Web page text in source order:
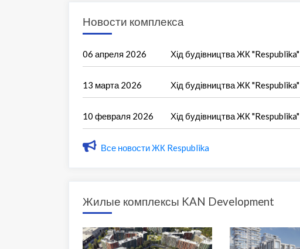
Новости комплекса
06 апреля 2026 Хід будівництва ЖК "Respublika"
13 марта 2026 Хід будівництва ЖК "Respublika"
10 февраля 2026 Хід будівництва ЖК "Respublika"
Все новости ЖК Respublika
Жилые комплексы KAN Development